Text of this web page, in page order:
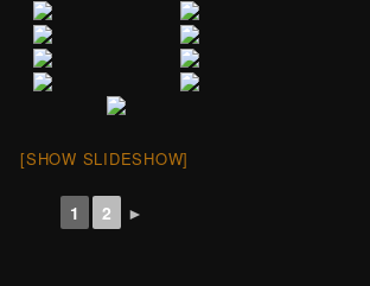
[SHOW SLIDESHOW]
1 2 ►